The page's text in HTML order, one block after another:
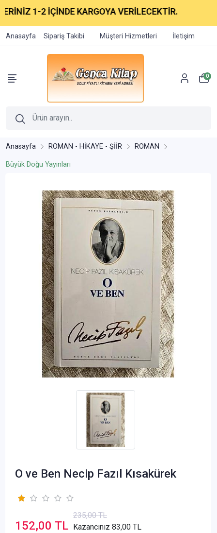
1-2 İÇİNDE KARGOYA VERİLECEKTİR.
Anasayfa Sipariş Takibi Müşteri Hizmetleri İletişim
0
Anasayfa ROMAN - HİKAYE - ŞİİR ROMAN
Büyük Doğu Yayınları
O ve Ben Necip Fazıl Kısakürek
152,00 TL
235,00 TL
Kazancınız 83,00 TL